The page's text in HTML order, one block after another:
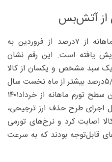
از آتش‌بس
طبق اعلام بانک مرکزی، تورم ماهانه از ۷‌درصد از فروردین به
یافته است. این رقم نشان
یک سبد مشخص و یکسان از کالا
و خدمات در دومین ماه سال، ۵/۸‌درصد بیشتر از ماه نخست سال
هزینه کرده‌اند. این نرخ، بالاترین سطح تورم ماهانه از خرداد۱۴۰۱
اجرای طرح حذف ارز ترجیحی،
اصابت کرد و نرخ‌های تورمی
قابل‌توجه بودند که به سرعت